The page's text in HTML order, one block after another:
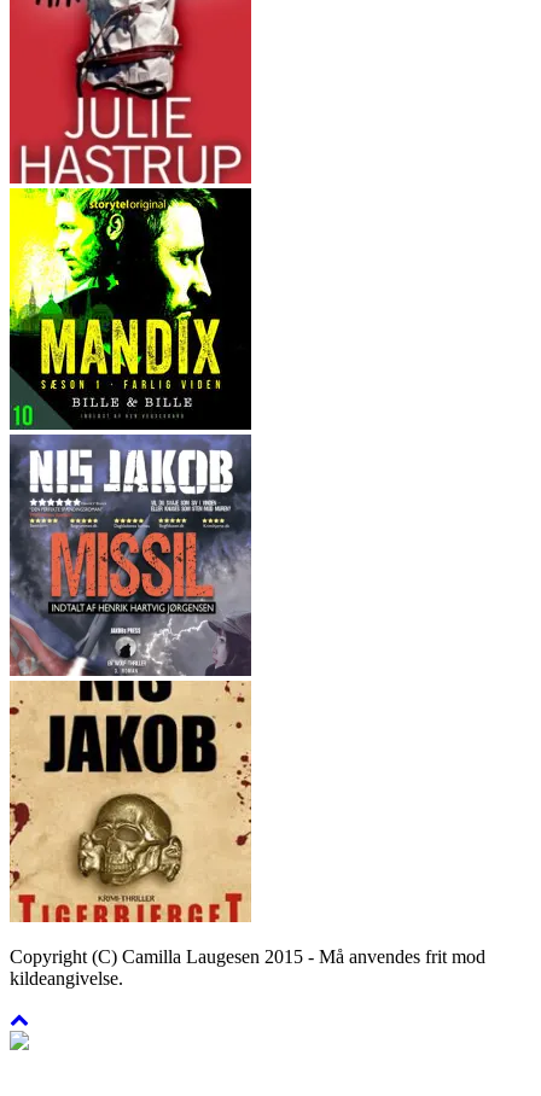
Copyright (C) Camilla Laugesen 2015 - Må anvendes frit mod
kildeangivelse.